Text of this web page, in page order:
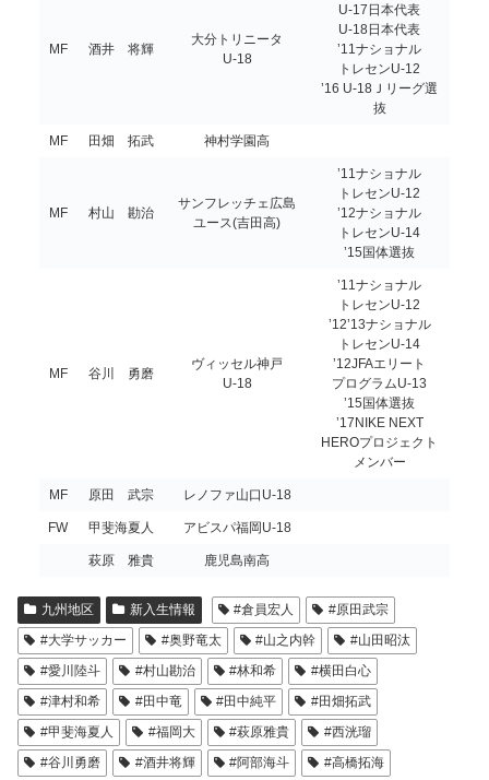
MF 酒井 将輝
大分トリニータ
U-18
U-17日本代表
U-18日本代表
’11ナショナル
トレセンU-12
’16 U-18Ｊリーグ選
抜
MF 田畑 拓武 神村学園高
MF 村山 勘治
サンフレッチェ広島
ユース(吉田高)
’11ナショナル
トレセンU-12
’12ナショナル
トレセンU-14
’15国体選抜
MF 谷川 勇磨
ヴィッセル神戸
U-18
’11ナショナル
トレセンU-12
’12’13ナショナル
トレセンU-14
’12JFAエリート
プログラムU-13
’15国体選抜
’17NIKE NEXT
HEROプロジェクト
メンバー
MF 原田 武宗 レノファ山口U-18
FW 甲斐海夏人 アビスパ福岡U-18
萩原 雅貴 鹿児島南高
九州地区 新入生情報 #倉員宏人
#原田武宗
#大学サッカー
#奥野竜太 #山之内幹
#山田昭汰
#愛川陸斗
#村山勘治 #林和希
#横田白心
#津村和希
#田中竜 #田中純平
#田畑拓武
#甲斐海夏人
#福岡大 #萩原雅貴
#西洸瑠
#谷川勇磨
#酒井将輝 #阿部海斗 #高橋拓海